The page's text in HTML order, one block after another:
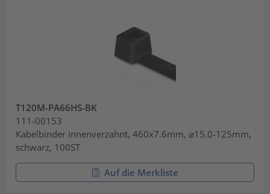
T120M-PA66HS-BK
111-00153
Kabelbinder innenverzahnt, 460x7.6mm, ⌀15.0-125mm,
schwarz, 100ST
Auf die Merkliste